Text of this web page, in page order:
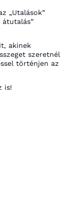
„Utalások”
átutalás”
akinek
szeretnél
történjen az
is!